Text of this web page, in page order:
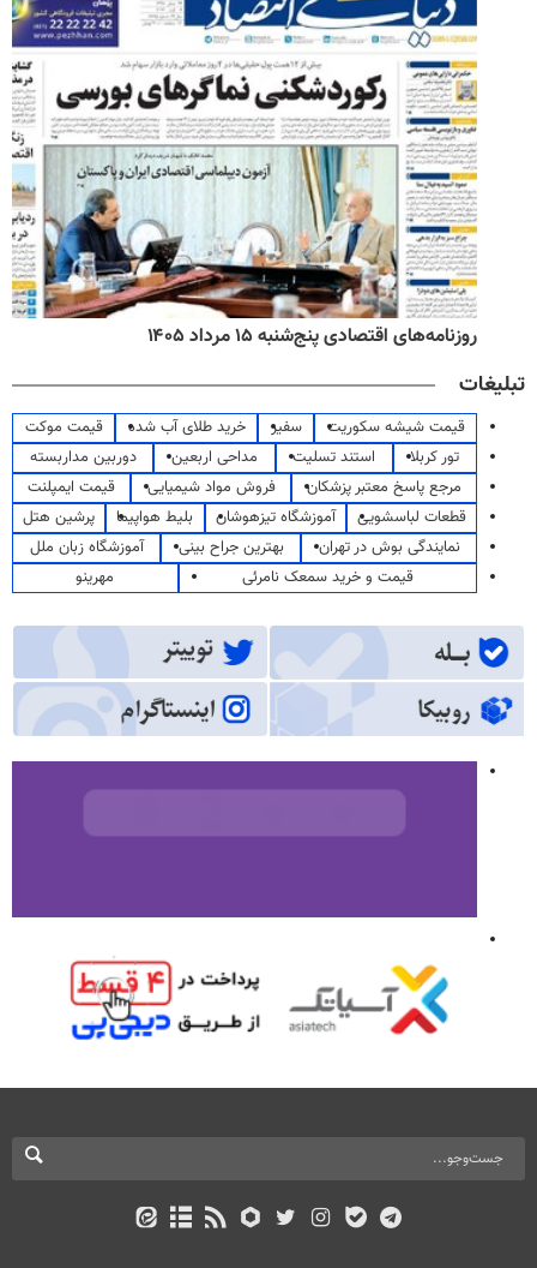
روزنامه‌های اقتصادی پنج‌شنبه ۱۵ مرداد ۱۴۰۵
تبلیغات
قیمت شیشه سکوریت سفیر خرید طلای آب شده
قیمت موکت
تور کربلا
استند تسلیت مداحی اربعین
دوربین مداربسته
مرجع پاسخ معتبر پزشکان
فروش مواد شیمیایی
قیمت ایمپلنت
قطعات لباسشویی
آموزشگاه تیزهوشان بلیط هواپیما
پرشین هتل
نمایندگی بوش در تهران
بهترین جراح بینی
آموزشگاه زبان ملل
قیمت و خرید سمعک نامرئی
مهرینو